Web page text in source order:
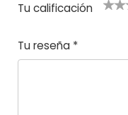
Tu calificación
e
5
las
s
Tu reseña *